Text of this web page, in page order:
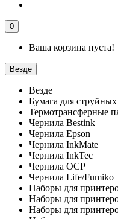
0
Ваша корзина пуста!
Везде
Везде
Бумага для
Термотрансферные
Чернила Bestink
Чернила Epson
Чернила InkMate
Чернила InkTec
Чернила OCP
Чернила Life/Fumiko
Наборы для
Наборы для
Наборы для